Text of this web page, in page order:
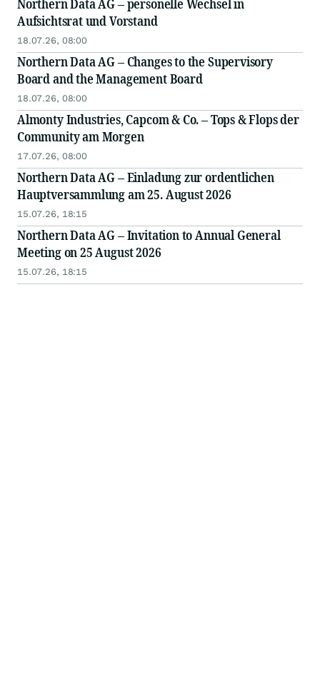
Northern Data AG – personelle Wechsel in
Aufsichtsrat und Vorstand
18.07.26, 08:00
Northern Data AG – Changes to the Supervisory
Board and the Management Board
18.07.26, 08:00
Almonty Industries, Capcom & Co. – Tops & Flops der
Community am Morgen
17.07.26, 08:00
Northern Data AG – Einladung zur ordentlichen
Hauptversammlung am 25. August 2026
15.07.26, 18:15
Northern Data AG – Invitation to Annual General
Meeting on 25 August 2026
15.07.26, 18:15